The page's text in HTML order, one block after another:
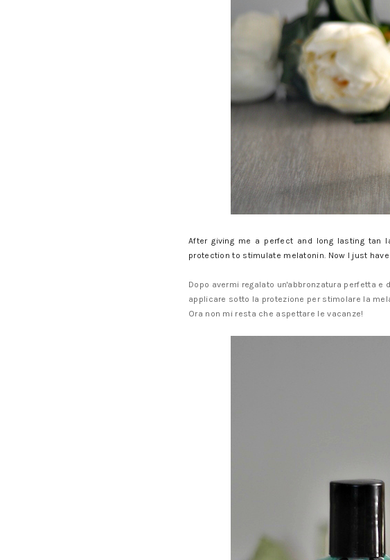
After giving me a perfect and long lasting tan
protection to stimulate melatonin. Now I just
Dopo avermi regalato un'abbronzatura perfetta e
applicare sotto la protezione per stimolare la
Ora non mi resta che aspettare le vacanze!